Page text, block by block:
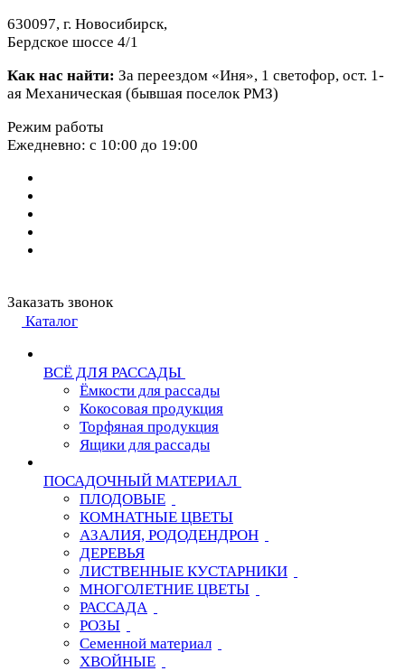
630097, г. Новосибирск,
Бердское шоссе 4/1
Как нас найти: За переездом «Иня», 1 светофор, ост. 1-
ая Механическая (бывшая поселок РМЗ)
Режим работы
Ежедневно: с 10:00 до 19:00
Заказать звонок
Каталог
ВСЁ ДЛЯ РАССАДЫ
Ёмкости для рассады
Кокосовая продукция
Торфяная продукция
Ящики для рассады
ПОСАДОЧНЫЙ МАТЕРИАЛ
ПЛОДОВЫЕ
КОМНАТНЫЕ ЦВЕТЫ
АЗАЛИЯ, РОДОДЕНДРОН
ДЕРЕВЬЯ
ЛИСТВЕННЫЕ КУСТАРНИКИ
МНОГОЛЕТНИЕ ЦВЕТЫ
РАССАДА
РОЗЫ
Семенной материал
ХВОЙНЫЕ